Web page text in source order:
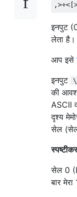
इनपुट
लेता है।
आप इसे
इनपुट
\
की
ASCII
दृश्य
सेल
सेल 0
बार